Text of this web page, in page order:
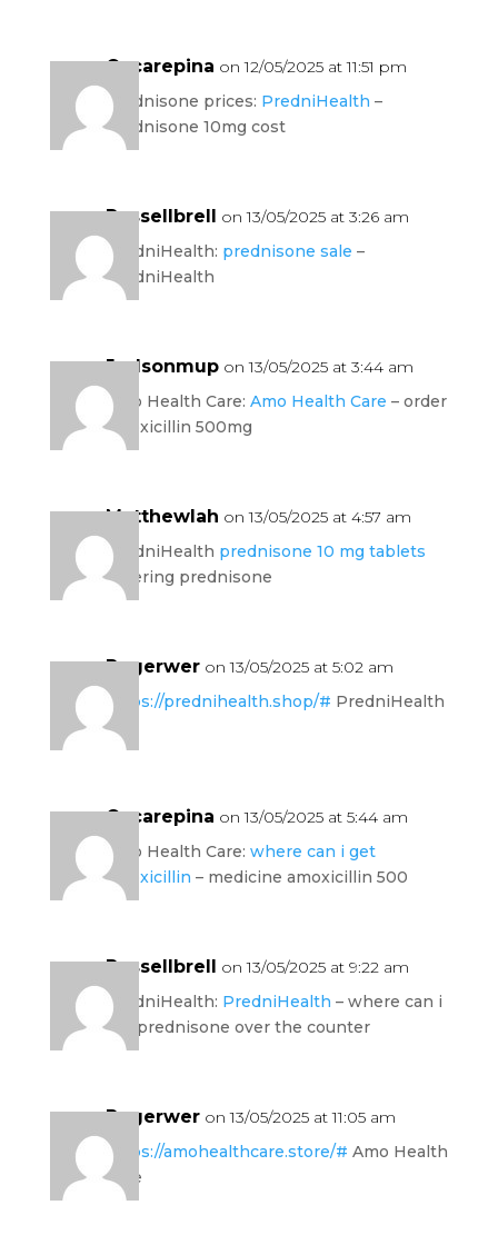
Oscarepina on 12/05/2025 at 11:51 pm
prednisone prices: PredniHealth –
prednisone 10mg cost
Russellbrell on 13/05/2025 at 3:26 am
PredniHealth: prednisone sale –
PredniHealth
Judsonmup on 13/05/2025 at 3:44 am
Amo Health Care: Amo Health Care – order
amoxicillin 500mg
Matthewlah on 13/05/2025 at 4:57 am
PredniHealth prednisone 10 mg tablets
ordering prednisone
Rogerwer on 13/05/2025 at 5:02 am
https://prednihealth.shop/# PredniHealth
Oscarepina on 13/05/2025 at 5:44 am
Amo Health Care: where can i get
amoxicillin – medicine amoxicillin 500
Russellbrell on 13/05/2025 at 9:22 am
PredniHealth: PredniHealth – where can i
get prednisone over the counter
Rogerwer on 13/05/2025 at 11:05 am
https://amohealthcare.store/# Amo Health
Care